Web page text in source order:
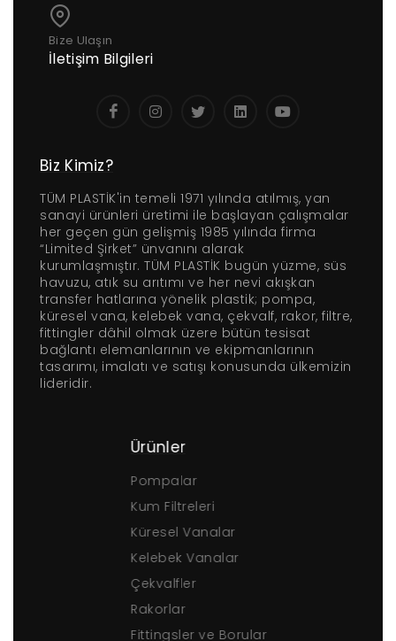
Bize Ulaşın
İletişim Bilgileri
Biz Kimiz?
TÜM PLASTİK'in temeli 1971 yılında atılmış, yan
sanayi ürünleri üretimi ile başlayan çalışmalar
her geçen gün gelişmiş 1985 yılında firma
“Limited Şirket” ünvanını alarak
kurumlaşmıştır. TÜM PLASTİK bugün yüzme, süs
havuzu, atık su arıtımı ve her nevi akışkan
transfer hatlarına yönelik plastik; pompa,
küresel vana, kelebek vana, çekvalf, rakor, filtre,
fittingler dâhil olmak üzere bütün tesisat
bağlantı elemanlarının ve ekipmanlarının
tasarımı, imalatı ve satışı konusunda ülkemizin
lideridir.
Kum Filtreleri
Küresel Vanalar
Kelebek Vanalar
Fittingsler ve Borular